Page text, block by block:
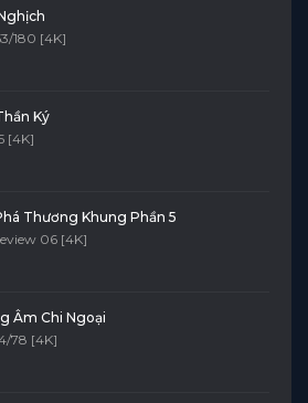
180 [4K]
Ký
[4K]
Thương Khung Phần 5
06 [4K]
Âm Chi Ngoại
78 [4K]